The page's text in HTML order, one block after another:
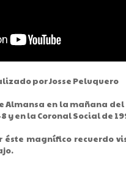
por Josse Peluquero
Almansa en la mañana
y en la Coronal Social de
magnífico recuerdo